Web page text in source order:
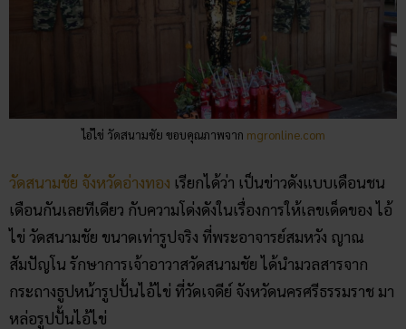
ไอ้ไข่ วัดสนามชัย ขอบคุณภาพจาก mgronline.com
วัดสนามชัย จังหวัดอ่างทอง เรียกได้ว่า เป็นข่าวดังแบบเดือนชน
เดือนกันเลยทีเดียว กับความโด่งดังในเรื่องการให้เลขเด็ดของ ไอ้
ไข่ วัดสนามชัย ขนาดเท่ารูปจริง ที่พระอาจารย์สมหวัง ญาณ
สัมปัญโน รักษาการเจ้าอาวาสวัดสนามชัย ได้นำมวลสารจาก
กระถางธูปหน้ารูปปั้นไอ้ไข่ ที่วัดเจดีย์ จังหวัดนครศรีธรรมราช มา
หล่อรูปปั้นไอ้ไข่